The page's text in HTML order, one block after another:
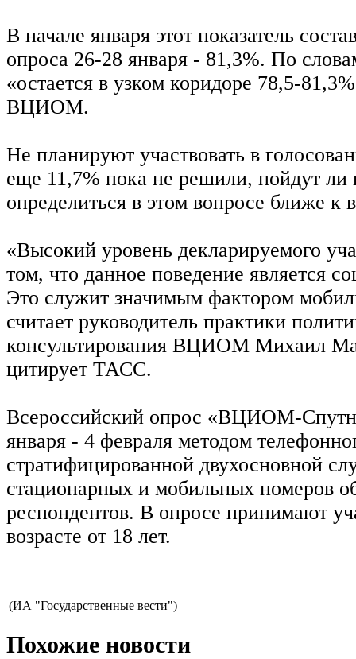
В начале января этот показатель
опроса 26-28 января - 81,3%. По
«остается в узком коридоре 78,5-
ВЦИОМ.
Не планируют участвовать в
еще 11,7% пока не решили, пойдут ли
определиться в этом вопросе ближе к
«Высокий уровень декларируемого
том, что данное поведение является
Это служит значимым фактором
считает руководитель практики
консультирования ВЦИОМ Михаил
цитирует ТАСС.
Всероссийский опрос «ВЦИОМ-
января - 4 февраля методом
стратифицированной двухосновной
стационарных и мобильных номеров
респондентов. В опросе принимают
возрасте от 18 лет.
(ИА "Государственные вести")
Похожие новости